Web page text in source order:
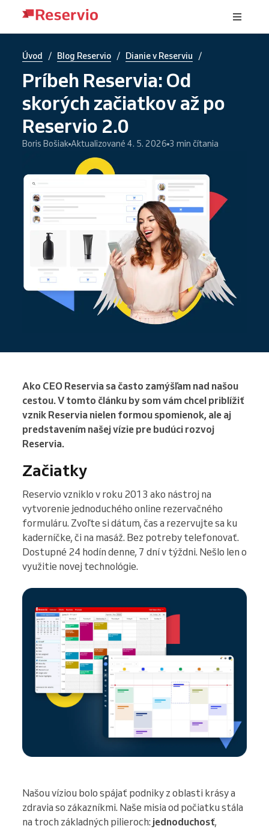
Úvod / Blog Reservio / Dianie v Reserviu /
Príbeh Reservia: Od
skorých začiatkov až po
Reservio 2.0
Boris Bošiak Aktualizované 4. 5. 2026 3 min čítania
Ako CEO Reservia sa často zamýšľam nad našou
cestou. V tomto článku by som vám chcel priblížiť
vznik Reservia nielen formou spomienok, ale aj
predstavením našej vízie pre budúci rozvoj
Reservia.
Začiatky
Reservio vzniklo v roku 2013 ako nástroj na
vytvorenie jednoduchého online rezervačného
formuláru. Zvoľte si dátum, čas a rezervujte sa ku
kaderníčke, či na masáž. Bez potreby telefonovať.
Dostupné 24 hodín denne, 7 dní v týždni. Nešlo len o
využitie novej technológie.
Našou víziou bolo spájať podniky z oblasti krásy a
zdravia so zákazníkmi. Naše misia od počiatku stála
na troch základných pilieroch: jednoduchosť,